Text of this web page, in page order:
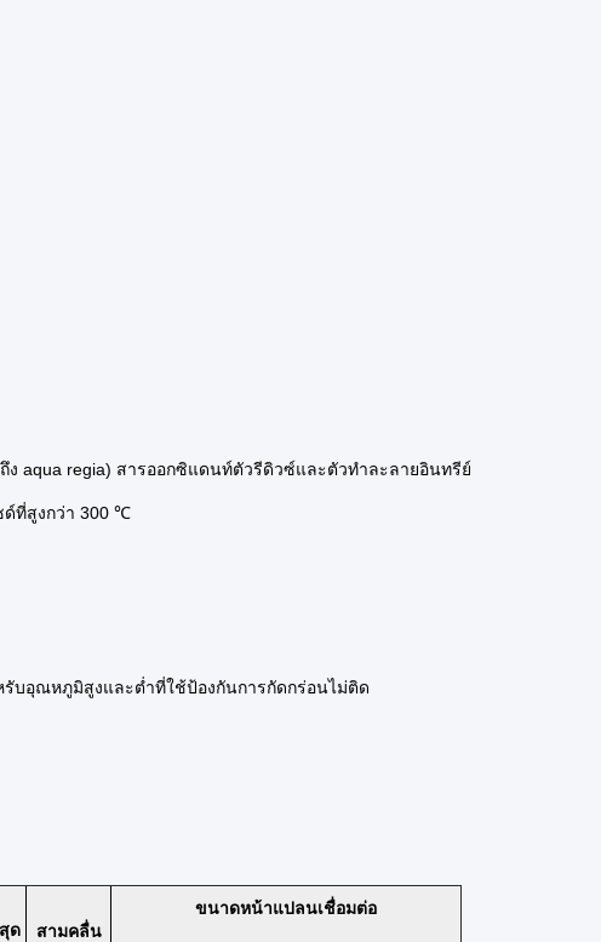
aqua regia) สารออกซิแดนท์ตัวรีดิวซ์และตัวทำละลายอินทรีย์
ด์ที่สูงกว่า 300 ℃
รับอุณหภูมิสูงและต่ำที่ใช้ป้องกันการกัดกร่อนไม่ติด
ด สามคลื่น
ขนาดหน้าแปลนเชื่อมต่อ